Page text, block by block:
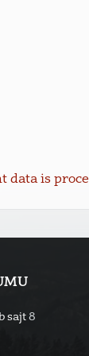
data is
sajt 8